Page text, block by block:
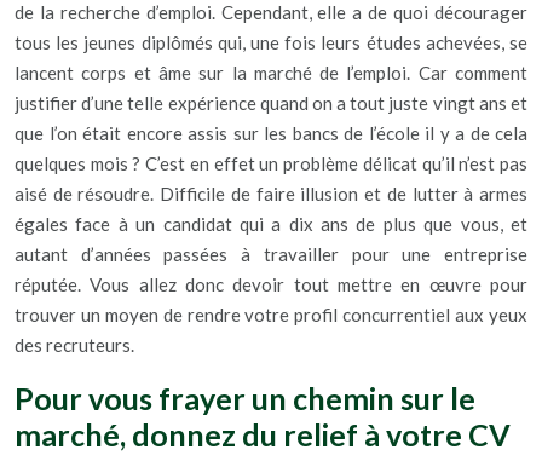
de la recherche d’emploi. Cependant, elle a de quoi décourager
tous les jeunes diplômés qui, une fois leurs études achevées, se
lancent corps et âme sur la marché de l’emploi. Car comment
justifier d’une telle expérience quand on a tout juste vingt ans et
que l’on était encore assis sur les bancs de l’école il y a de cela
quelques mois ? C’est en effet un problème délicat qu’il n’est pas
aisé de résoudre. Difficile de faire illusion et de lutter à armes
égales face à un candidat qui a dix ans de plus que vous, et
autant d’années passées à travailler pour une entreprise
réputée. Vous allez donc devoir tout mettre en œuvre pour
trouver un moyen de rendre votre profil concurrentiel aux yeux
des recruteurs.
Pour vous frayer un chemin sur le
marché, donnez du relief à votre CV